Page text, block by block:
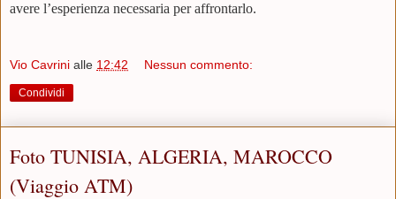
avere l’esperienza necessaria per affrontarlo.
Vio Cavrini alle 12:42 Nessun commento:
Condividi
Foto TUNISIA, ALGERIA, MAROCCO
(Viaggio ATM)